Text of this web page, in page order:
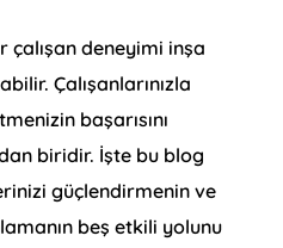
çalışan deneyimi inşa
Çalışanlarınızla
başarısını
biridir. İşte bu blog
güçlendirmenin ve
beş etkili yolunu